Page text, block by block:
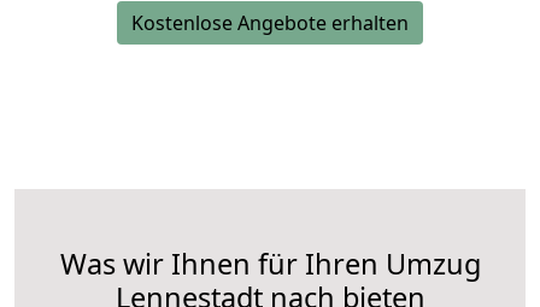
Kostenlose Angebote erhalten
Was wir Ihnen für Ihren Umzug
Lennestadt nach bieten